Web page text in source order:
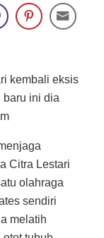
kembali eksis
baru ini dia
Citra Lestari
olahraga
sendiri
melatih